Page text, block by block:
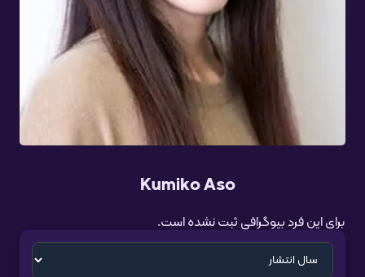
Kumiko Aso
برای این فرد بیوگرافی ثبت نشده است.